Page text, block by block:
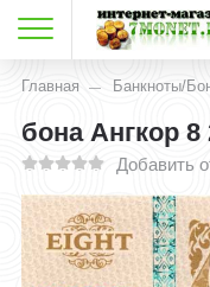
Главная Банкноты/
бона Ангкор 8
Добавить